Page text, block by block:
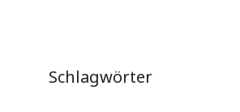
Schlagwörter